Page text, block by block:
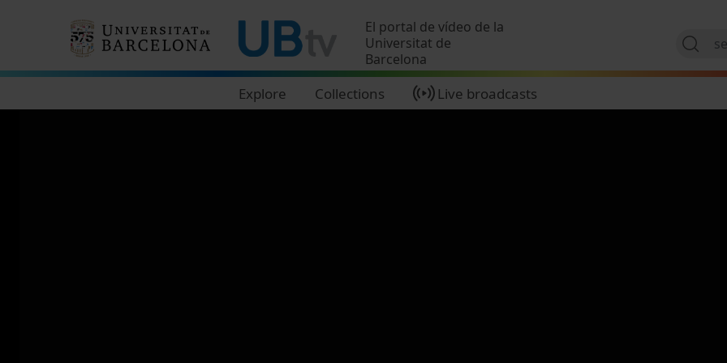
El portal de vídeo de la
Universitat de
Barcelona
Explore Collections Live broadcasts